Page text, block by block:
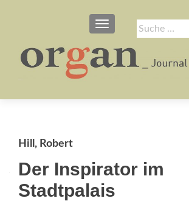
Suche
nach:
SCHALTE NAVIGATION
Hill, Robert
Der Inspirator im
Stadtpalais